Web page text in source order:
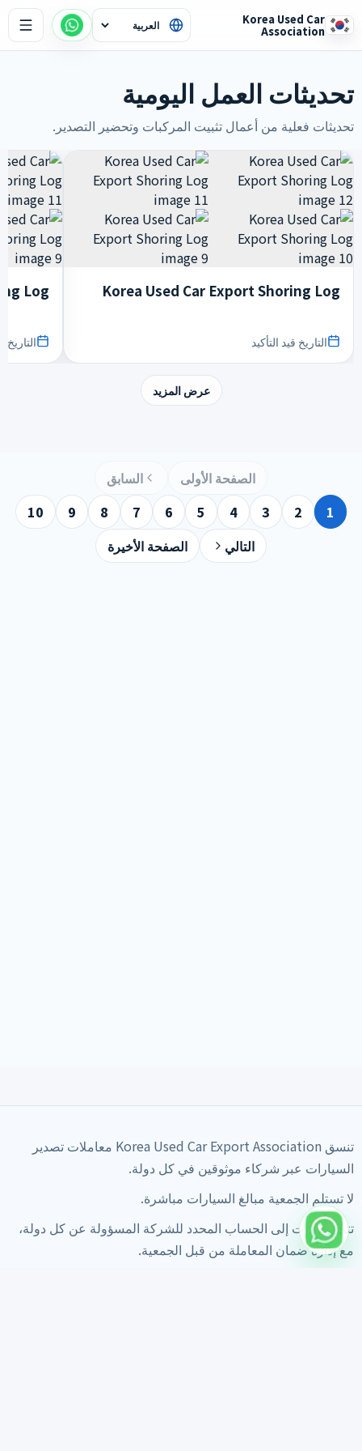
Korea Used Car
Association
تحديثات العمل اليومية
تحديثات فعلية من أعمال تثبيت المركبات وتحضير التصدير.
Korea Used Car Export Shoring Log
التاريخ قيد التأكيد
Log
التاريخ
عرض المزيد
الصفحة الأولى
السابق
1
2
3
4
5
6
7
8
9
10
التالي
الصفحة الأخيرة
تنسق Korea Used Car Export Association معاملات تصدير
السيارات عبر شركاء موثوقين في كل دولة.
لا تستلم الجمعية مبالغ السيارات مباشرة.
تتم الدفعات إلى الحساب المحدد للشركة المسؤولة عن كل دولة،
مع إدارة ضمان المعاملة من قبل الجمعية.